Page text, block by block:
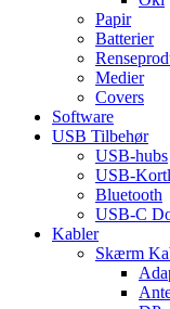
Papir
Batterier
Medier
Covers
Software
USB Tilbehør
USB-hubs
USB-
Bluetooth
USB-C
Kabler
Skærm